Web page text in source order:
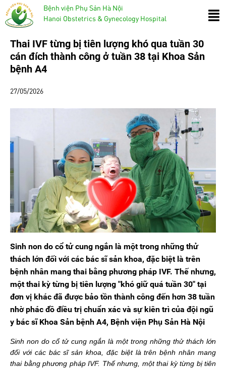
Bệnh viện Phụ Sản Hà Nội
Hanoi Obstetrics & Gynecology Hospital
Thai IVF từng bị tiên lượng khó qua tuần 30
cán đích thành công ở tuần 38 tại Khoa Sản
bệnh A4
27/05/2026
Sinh non do cổ tử cung ngắn là một trong những thử
thách lớn đối với các bác sĩ sản khoa, đặc biệt là trên
bệnh nhân mang thai bằng phương pháp IVF. Thế nhưng,
một thai kỳ từng bị tiên lượng "khó giữ quá tuần 30" tại
đơn vị khác đã được bảo tồn thành công đến hơn 38 tuần
nhờ phác đồ điều trị chuẩn xác và sự kiên trì của đội ngũ
y bác sĩ Khoa Sản bệnh A4, Bệnh viện Phụ Sản Hà Nội
Sinh non do cổ tử cung ngắn là một trong những thử thách lớn
đối với các bác sĩ sản khoa, đặc biệt là trên bệnh nhân mang
thai bằng phương pháp IVF. Thế nhưng, một thai kỳ từng bị tiên